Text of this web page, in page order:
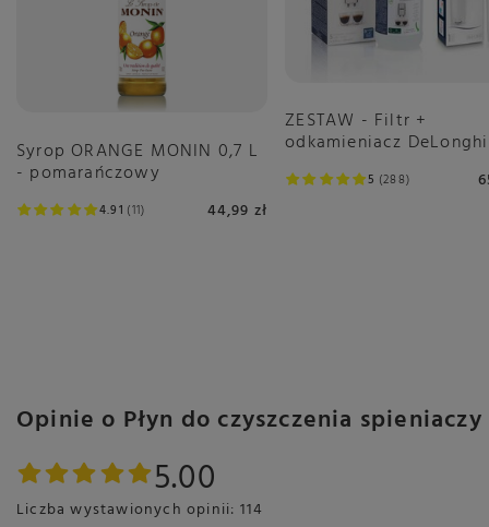
4.91 11
Syrop ORANGE MONIN 0,7 L
- pomarańczowy
44,99 zł
5 288
ZESTAW - Filtr +
odkamieniacz DeLonghi
Opinie o Płyn do czyszczenia
5.00
Liczba wystawionych opinii: 114